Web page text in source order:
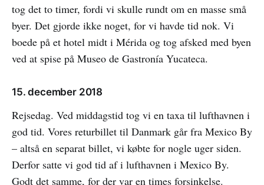
tog det to timer, fordi vi skulle rundt om en masse små
byer. Det gjorde ikke noget, for vi havde tid nok. Vi
boede på et hotel midt i Mérida og tog afsked med byen
ved at spise på Museo de Gastronía Yucateca.
15. december 2018
Rejsedag. Ved middagstid tog vi en taxa til lufthavnen i
god tid. Vores returbillet til Danmark går fra Mexico By
– altså en separat billet, vi købte for nogle uger siden.
Derfor satte vi god tid af i lufthavnen i Mexico By.
Godt det samme, for der var en times forsinkelse.